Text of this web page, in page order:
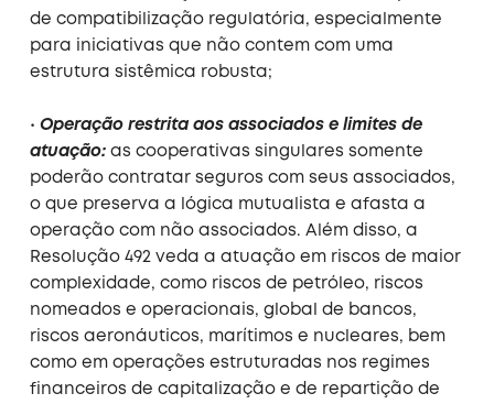
de compatibilização regulatória, especialmente
para iniciativas que não contem com uma
estrutura sistêmica robusta;
• Operação restrita aos associados e limites de
atuação:as cooperativas singulares somente
poderão contratar seguros com seus associados,
o que preserva a lógica mutualista e afasta a
operação com não associados. Além disso, a
Resolução 492 veda a atuação em riscos de maior
complexidade, como riscos de petróleo, riscos
nomeados e operacionais, global de bancos,
riscos aeronáuticos, marítimos e nucleares, bem
como em operações estruturadas nos regimes
financeiros de capitalização e de repartição de